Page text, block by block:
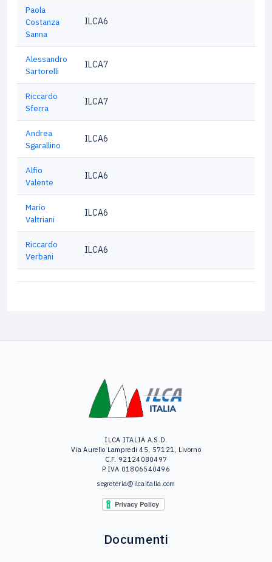
Paola
Costanza
Sanna
ILCA6
Alessandro
Sartorelli
ILCA7
Riccardo
Sferra
ILCA7
Andrea
Sgarallino
ILCA6
Alfio
Valente
ILCA6
Mario
Valtriani
ILCA6
Riccardo
Verbani
ILCA6
ILCA ITALIA A.S.D.
Via Aurelio Lampredi 45, 57121, Livorno
C.F. 92124080497
P.IVA 01806540496
segreteria@ilcaitalia.com
Documenti